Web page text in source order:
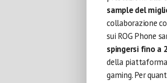
sample del
collaborazione
sui ROG Phone
spingersi fino a
della
gaming. Per